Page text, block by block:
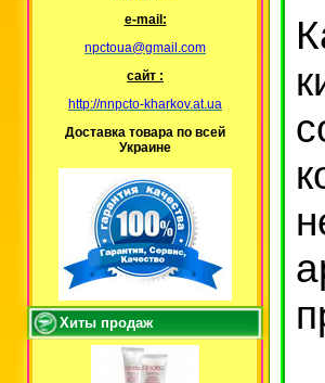
е-mail:
npctoua@gmail.com
сайт :
http://nnpcto-kharkov.at.ua
Доставка товара по всей
Украине
Хиты продаж